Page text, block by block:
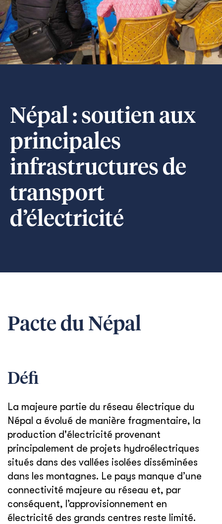
Népal : soutien aux
principales
infrastructures de
transport
d’électricité
Pacte du Népal
Défi
La majeure partie du réseau électrique du
Népal a évolué de manière fragmentaire, la
production d'électricité provenant
principalement de projets hydroélectriques
situés dans des vallées isolées disséminées
dans les montagnes. Le pays manque d’une
connectivité majeure au réseau et, par
conséquent, l’approvisionnement en
électricité des grands centres reste limité.